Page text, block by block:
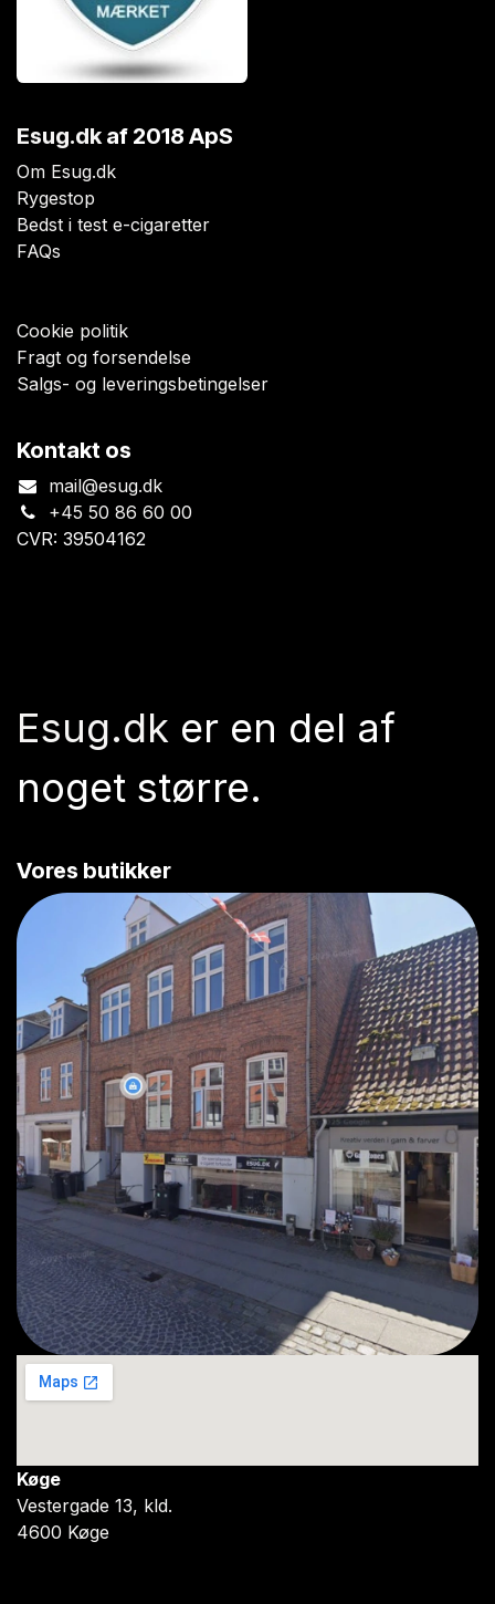
Esug.dkaf 2018 ApS
Om Esug.dk
Rygestop
Bedst i test e-cigaretter
FAQs
Cookie politik
Fragt og forsendelse
Salgs- og leveringsbetingelser
Kontakt os
mail@esug.dk
+45 50 86 60 00
CVR: 39504162
Esug.dk er en del af
noget større.
Vores butikker
Køge
Vestergade 13, kld.
4600 Køge